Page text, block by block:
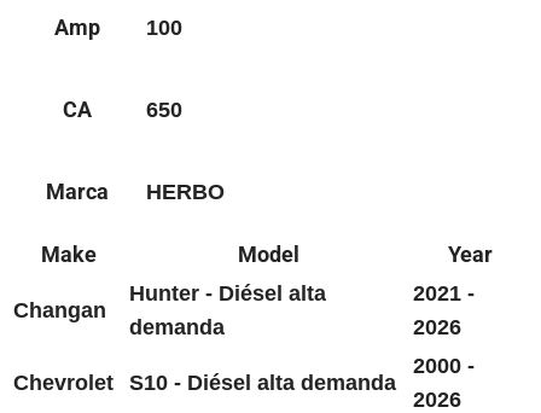
Amp 100
CA 650
Marca HERBO
Make Model Year
Changan
Hunter - Diésel alta
demanda
2021 -
2026
Chevrolet S10 - Diésel alta demanda
2000 -
2026